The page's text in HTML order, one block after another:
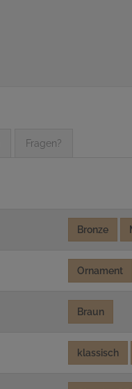
Fragen?
Bronze
Ornament
Braun
klassisch